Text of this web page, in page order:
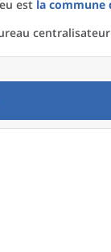
est la commune